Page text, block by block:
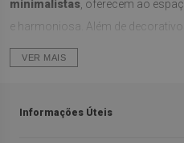
minimalistas , oferecem ao
e harmoniosa. Além de
manutenção
VER MAIS
Informações Úteis